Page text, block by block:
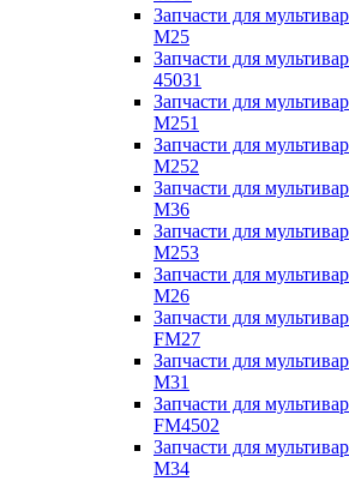
Запчасти для
M25
Запчасти для
45031
Запчасти для
M251
Запчасти для
M252
Запчасти для
M36
Запчасти для
M253
Запчасти для
M26
Запчасти для
FM27
Запчасти для
M31
Запчасти для
FM4502
Запчасти для
M34